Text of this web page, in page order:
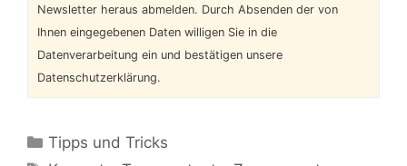
Newsletter heraus abmelden. Durch Absenden der von
Ihnen eingegebenen Daten willigen Sie in die
Datenverarbeitung ein und bestätigen unsere
Datenschutzerklärung.
Kategorien
Tipps und Tricks